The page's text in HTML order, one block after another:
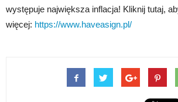
występuje największa inflacja! Kliknij tutaj,
więcej: https://www.haveasign.pl/